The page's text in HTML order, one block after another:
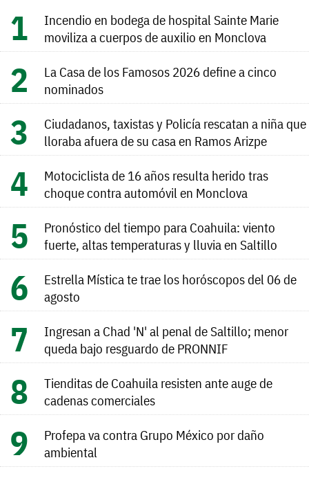
Incendio en bodega de hospital Sainte Marie
moviliza a cuerpos de auxilio en Monclova
La Casa de los Famosos 2026 define a cinco
nominados
Ciudadanos, taxistas y Policía rescatan a niña que
lloraba afuera de su casa en Ramos Arizpe
Motociclista de 16 años resulta herido tras
choque contra automóvil en Monclova
Pronóstico del tiempo para Coahuila: viento
fuerte, altas temperaturas y lluvia en Saltillo
Estrella Mística te trae los horóscopos del 06 de
agosto
Ingresan a Chad 'N' al penal de Saltillo; menor
queda bajo resguardo de PRONNIF
Tienditas de Coahuila resisten ante auge de
cadenas comerciales
Profepa va contra Grupo México por daño
ambiental